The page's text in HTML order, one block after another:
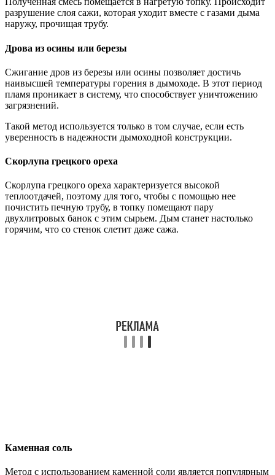
разрушение слоя сажи, которая уходит вместе с газами дыма
наружу, прочищая трубу.
Дрова из осины или березы
Сжигание дров из березы или осины позволяет достичь
наивысшей температуры горения в дымоходе. В этот период
пламя проникает в систему, что способствует уничтожению
загрязнений.
Такой метод используется только в том случае, если есть
уверенность в надежности дымоходной конструкции.
Скорлупа грецкого ореха
Скорлупа грецкого ореха характеризуется высокой
теплоотдачей, поэтому для того, чтобы с помощью нее
почистить печную трубу, в топку помещают пару
двухлитровых банок с этим сырьем. Дым станет настолько
горячим, что со стенок слетит даже сажа.
Каменная соль
Метод с использованием каменной соли является популярным